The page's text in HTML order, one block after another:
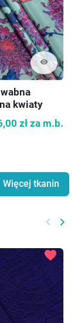
visibility
kwiaty
zł za m.b.
Więcej tkanin
keyboard_arrow_left keyboard_arrow_right
favorite